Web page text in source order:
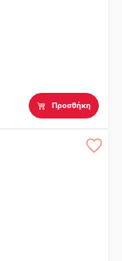
Προσθήκη